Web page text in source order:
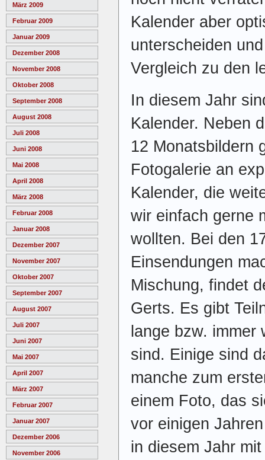
März 2009
Februar 2009
Januar 2009
Dezember 2008
November 2008
Oktober 2008
September 2008
August 2008
Juli 2008
Juni 2008
Mai 2008
April 2008
März 2008
Februar 2008
Januar 2008
Dezember 2007
November 2007
Oktober 2007
September 2007
August 2007
Juli 2007
Juni 2007
Mai 2007
April 2007
März 2007
Februar 2007
Januar 2007
Dezember 2006
November 2006
Kalender aber
unterscheiden
Vergleich zu den
In diesem Jahr
Kalender. Neben
12 Monatsbildern
Fotogalerie an
Kalender, die
wir einfach gerne
wollten. Bei den
Einsendungen
Mischung, findet
Gerts. Es gibt
lange bzw. immer
sind. Einige sind
manche zum
einem Foto, das
vor einigen
in diesem Jahr